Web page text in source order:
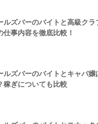
ルズバーのバイトと高級クラ
仕事内容を徹底比較！
ルズバーのバイトとキャバ嬢
稼ぎについても比較